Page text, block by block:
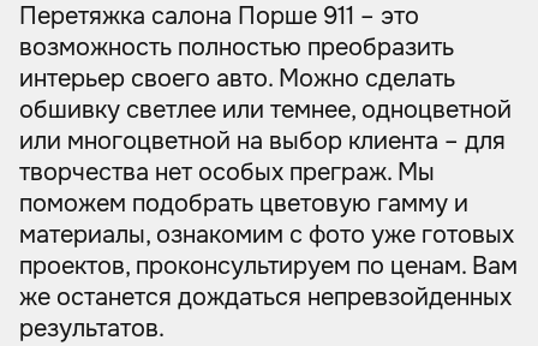
Перетяжка салона Порше 911 – это
возможность полностью преобразить
интерьер своего авто. Можно сделать
обшивку светлее или темнее, одноцветной
или многоцветной на выбор клиента – для
творчества нет особых преграж. Мы
поможем подобрать цветовую гамму и
материалы, ознакомим с фото уже готовых
проектов, проконсультируем по ценам. Вам
же останется дождаться непревзойденных
результатов.